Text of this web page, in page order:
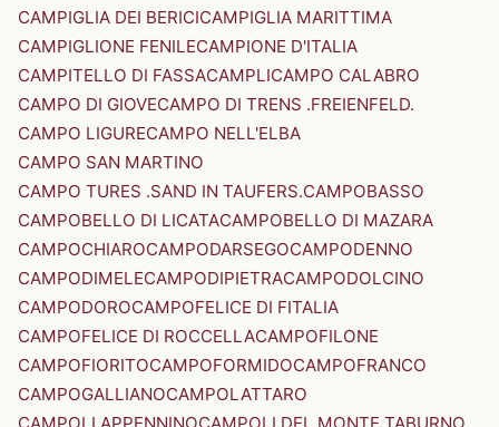
CAMPIGLIA DEI BERICICAMPIGLIA MARITTIMA
CAMPIGLIONE FENILECAMPIONE D'ITALIA
CAMPITELLO DI FASSACAMPLICAMPO CALABRO
CAMPO DI GIOVECAMPO DI TRENS .FREIENFELD.
CAMPO LIGURECAMPO NELL'ELBA
CAMPO SAN MARTINO
CAMPO TURES .SAND IN TAUFERS.CAMPOBASSO
CAMPOBELLO DI LICATACAMPOBELLO DI MAZARA
CAMPOCHIAROCAMPODARSEGOCAMPODENNO
CAMPODIMELECAMPODIPIETRACAMPODOLCINO
CAMPODOROCAMPOFELICE DI FITALIA
CAMPOFELICE DI ROCCELLACAMPOFILONE
CAMPOFIORITOCAMPOFORMIDOCAMPOFRANCO
CAMPOGALLIANOCAMPOLATTARO